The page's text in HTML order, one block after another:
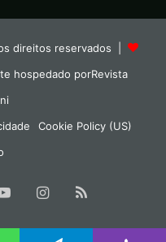
direitos reservados |
hospedado porRevista
Cookie Policy (US)
YouTubeInstagram